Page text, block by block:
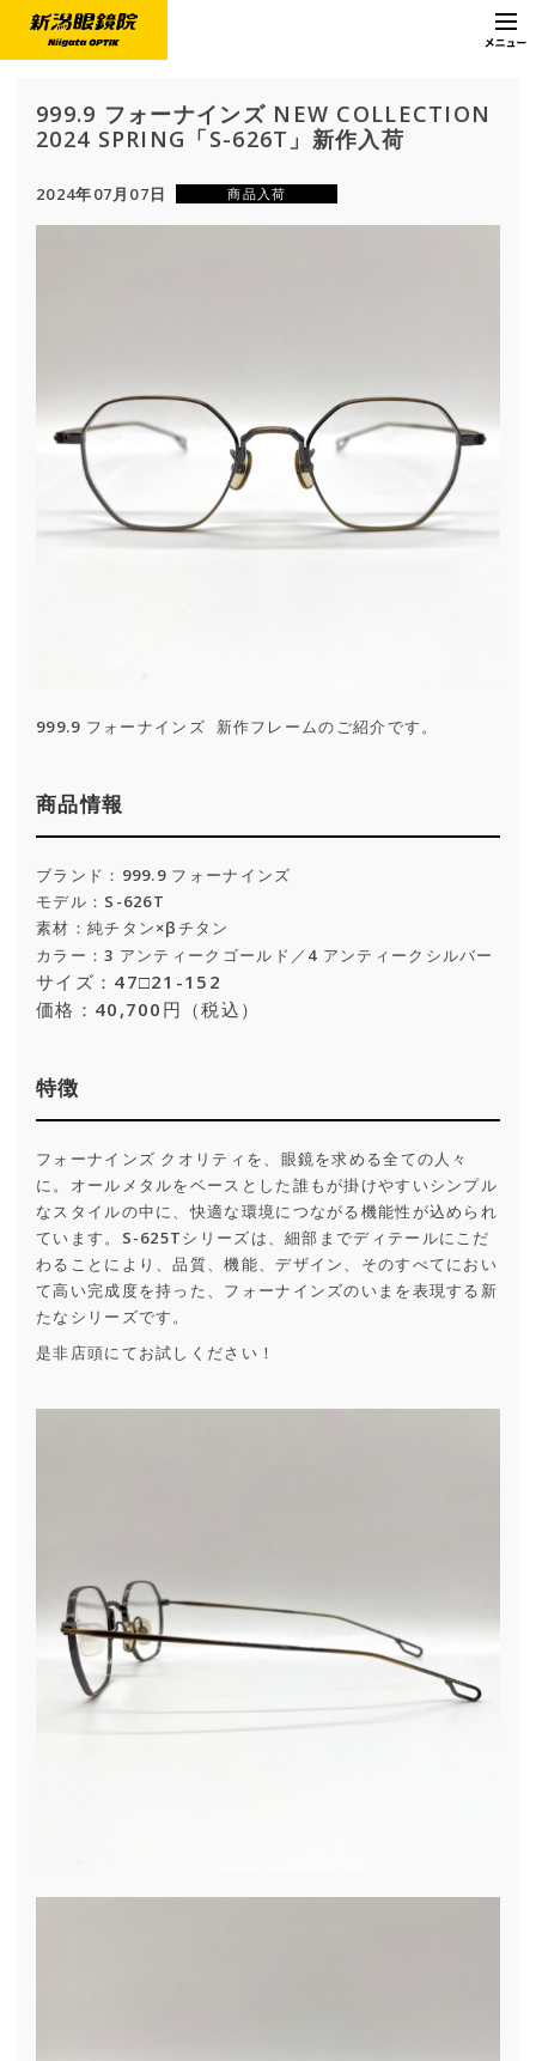
999.9 フォーナインズ NEW COLLECTION
2024 SPRING「S-626T」新作入荷
2024年07月07日 商品入荷
999.9 フォーナインズ 新作フレームのご紹介です。
商品情報
ブランド：999.9 フォーナインズ
モデル：S-626T
素材：純チタン×βチタン
カラー：3 アンティークゴールド／4 アンティークシルバー
サイズ：47□21-152
価格：40,700円（税込）
特徴
フォーナインズ クオリティを、眼鏡を求める全ての人々
に。オールメタルをベースとした誰もが掛けやすいシンプル
なスタイルの中に、快適な環境につながる機能性が込められ
ています。S-625Tシリーズは、細部までディテールにこだ
わることにより、品質、機能、デザイン、そのすべてにおい
て高い完成度を持った、フォーナインズのいまを表現する新
たなシリーズです。
是非店頭にてお試しください！